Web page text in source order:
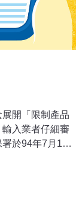
開「限制產品
入業者仔細審
於94年7月1日
「減量、減
或裝飾等，真
成為國際間產